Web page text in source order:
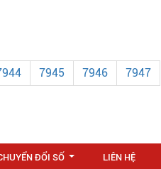
7945 7946
7947
ĐỔI SỐ LIÊN HỆ